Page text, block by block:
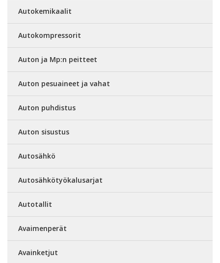
Autokemikaalit
Autokompressorit
Auton ja Mp:n peitteet
Auton pesuaineet ja vahat
Auton puhdistus
Auton sisustus
Autosähkö
Autosähkötyökalusarjat
Autotallit
Avaimenperät
Avainketjut